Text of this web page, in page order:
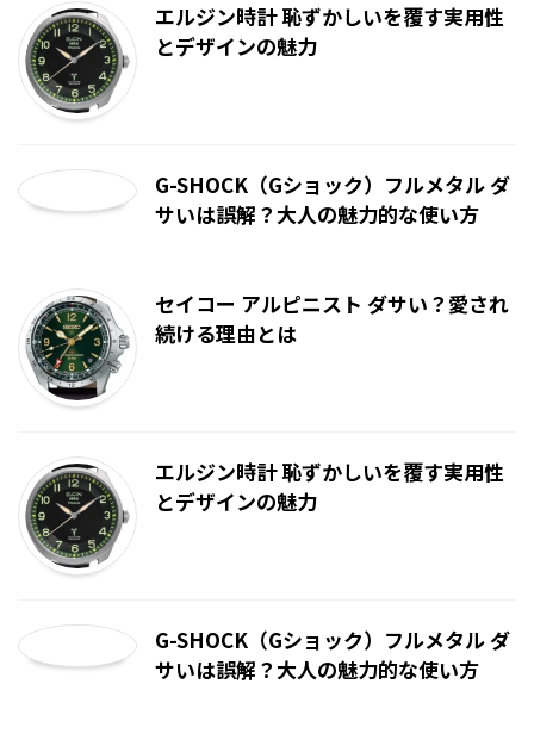
エルジン時計 恥ずかしいを覆す実用性
とデザインの魅力
G-SHOCK（Gショック）フルメタル ダ
サいは誤解？大人の魅力的な使い方
セイコー アルピニスト ダサい？愛され
続ける理由とは
エルジン時計 恥ずかしいを覆す実用性
とデザインの魅力
G-SHOCK（Gショック）フルメタル ダ
サいは誤解？大人の魅力的な使い方